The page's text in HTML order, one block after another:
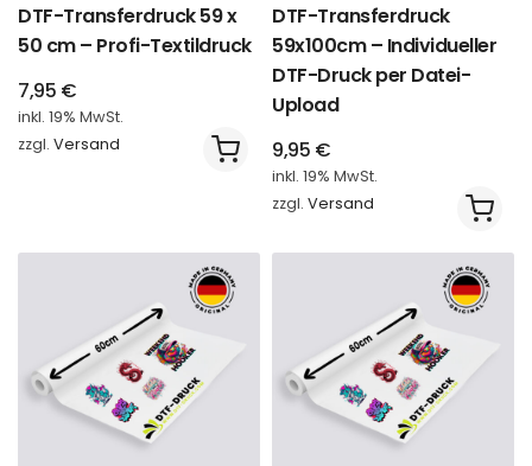
DTF-Transferdruck 59 x
50 cm – Profi-Textildruck
7,95 €
inkl. 19% MwSt.
zzgl. Versand
DTF-Transferdruck
59x100cm – Individueller
DTF-Druck per Datei-
Upload
9,95 €
inkl. 19% MwSt.
zzgl. Versand